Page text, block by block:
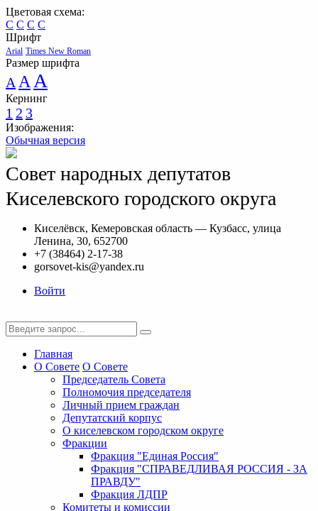
Цветовая схема:
C C C C
Шрифт
Arial Times New Roman
Размер шрифта
A A A
Кернинг
1 2 3
Изображения:
Обычная версия
Совет народных депутатов
Киселевского городского округа
Киселёвск, Кемеровская область — Кузбасс, улица
Ленина, 30, 652700
+7 (38464) 2-17-38
gorsovet-kis@yandex.ru
Войти
Главная
О Совете О Совете
Председатель Совета
Полномочия председателя
Личный прием граждан
Депутатский корпус
О киселевском городском округе
Фракции
Фракция "Единая Россия"
Фракция "СПРАВЕДЛИВАЯ РОССИЯ - ЗА
ПРАВДУ"
Фракция ЛДПР
Комитеты и комиссии